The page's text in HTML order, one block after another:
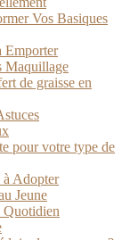
Vos Basiques
Emporter
Maquillage
de graisse en
pour votre type de
à Adopter
Jeune
Quotidien